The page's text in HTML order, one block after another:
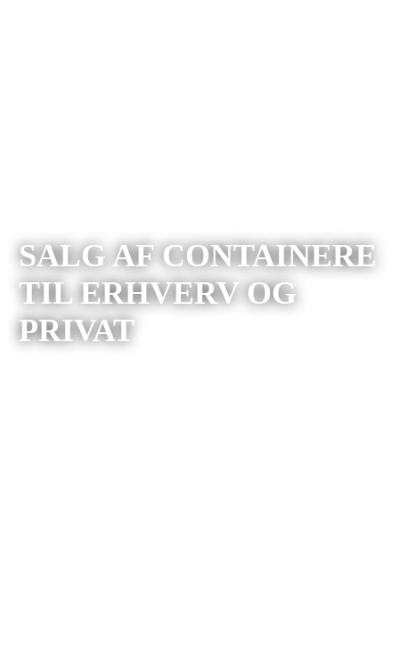
SALG AF CONTAINERE
TIL ERHVERV OG
PRIVAT